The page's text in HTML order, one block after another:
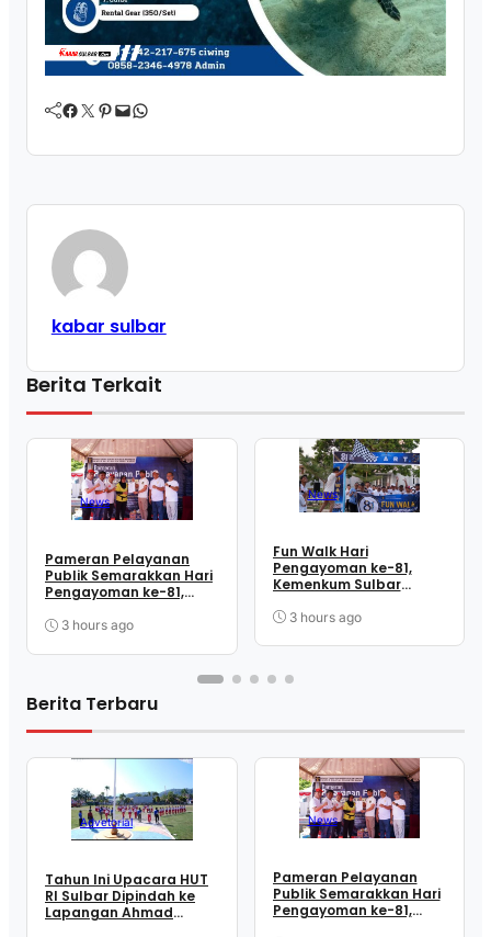
Facebook Twitter Pinterest Mail WhatsApp
kabar sulbar
Berita Terkait
News
Pameran Pelayanan
Publik Semarakkan Hari
Pengayoman ke-81,
Dekatkan Layanan ke
3 hours ago
News
Fun Walk Hari
Pengayoman ke-81,
Kemenkum Sulbar
Perkuat Kebersamaan
3 hours ago
Berita Terbaru
Advetorial
Tahun Ini Upacara HUT
RI Sulbar Dipindah ke
Lapangan Ahmad
News
Pameran Pelayanan
Publik Semarakkan Hari
Pengayoman ke-81,